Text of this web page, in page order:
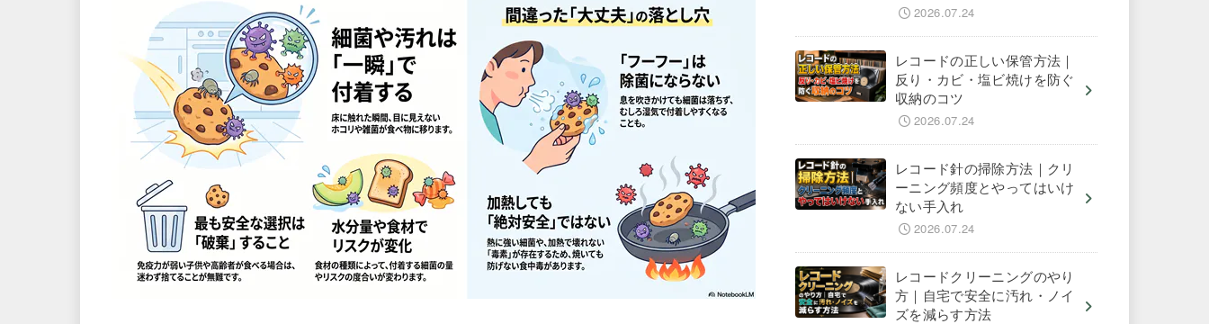
2026.07.24
レコードの正しい保管方法｜
反り・カビ・塩ビ焼けを防ぐ
収納のコツ
2026.07.24
レコード針の掃除方法｜クリ
ーニング頻度とやってはいけ
ない手入れ
2026.07.24
レコードクリーニングのやり
方｜自宅で安全に汚れ・ノイ
ズを減らす方法